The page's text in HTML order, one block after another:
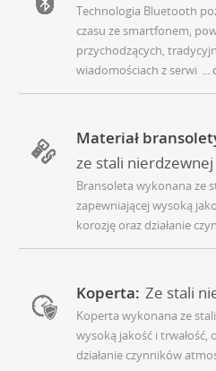
Technologia Bluetooth
czasu ze smartfonem,
przychodzących,
wiadomościach z serwi ...
Materiał
ze stali nierdzewnej
Bransoleta wykonana ze
zapewniającej wysoką
korozję oraz działanie
Koperta: Ze stali
Koperta wykonana ze
wysoką jakość i
działanie czynników